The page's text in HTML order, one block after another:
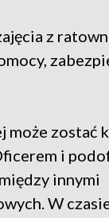
z
zostać
i
innymi
W